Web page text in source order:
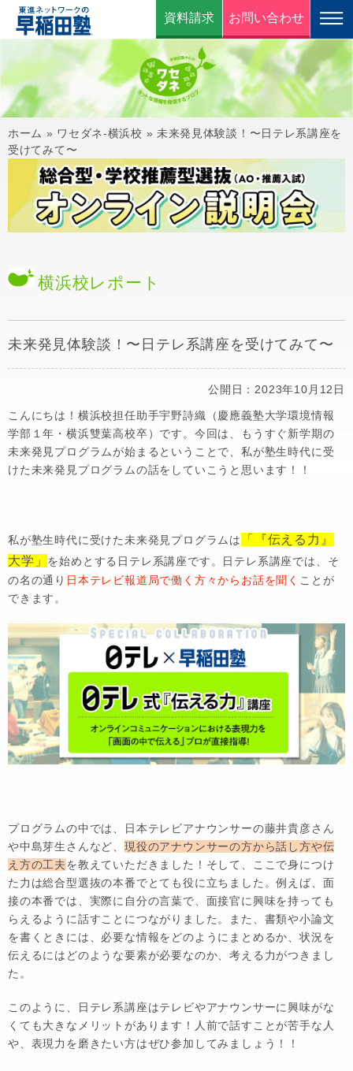
資料請求 お問い合わせ
ホーム » ワセダネ-横浜校 » 未来発見体験談！〜日テレ系講座を
受けてみて〜
横浜校レポート
未来発見体験談！〜日テレ系講座を受けてみて〜
公開日：2023年10月12日
こんにちは！横浜校担任助手宇野詩織（慶應義塾大学環境情報
学部１年・横浜雙葉高校卒）です。今回は、もうすぐ新学期の
未来発見プログラムが始まるということで、私が塾生時代に受
けた未来発見プログラムの話をしていこうと思います！！
私が塾生時代に受けた未来発見プログラムは
「『伝える力』
大学」 を始めとする日テレ系講座です。日テレ系講座では、そ
の名の通り 日本テレビ報道局で働く方々からお話を聞く ことが
できます。
プログラムの中では、日本テレビアナウンサーの藤井貴彦さん
や中島芽生さんなど、 現役のアナウンサーの方から話し方や伝
え方の工夫を教えていただきました！そして、ここで身につけ
た力は総合型選抜の本番でとても役に立ちました。例えば、面
接の本番では、実際に自分の言葉で、面接官に興味を持っても
らえるように話すことにつながりました。また、書類や小論文
を書くときには、必要な情報をどのようにまとめるか、状況を
伝えるにはどのような要素が必要なのか、考える力がつきまし
た。
このように、日テレ系講座はテレビやアナウンサーに興味がな
くても大きなメリットがあります！人前で話すことが苦手な人
や、表現力を磨きたい方はぜひ参加してみましょう！！